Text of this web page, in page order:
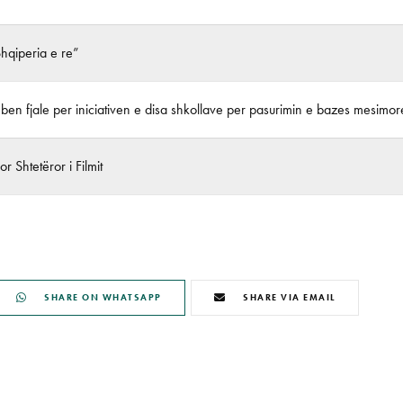
e re”
fjale per iniciativen e disa shkollave per pasurimin e bazes
Shtetëror i Filmit
SHARE ON WHATSAPP SHARE VIA EMAIL